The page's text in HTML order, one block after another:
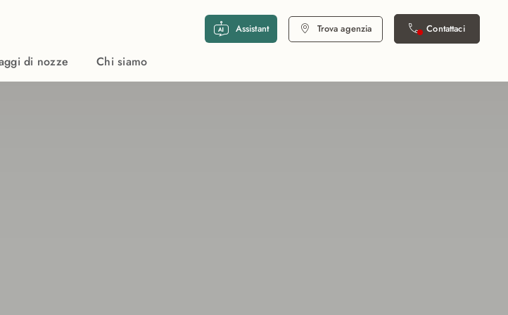
Assistant Trova agenzia Contattaci
di nozze Chi siamo